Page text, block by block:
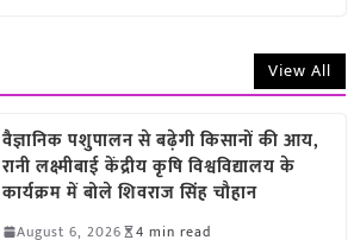
View All
वैज्ञानिक पशुपालन से बढ़ेगी किसानों की आय,
रानी लक्ष्मीबाई केंद्रीय कृषि विश्वविद्यालय के
कार्यक्रम में बोले शिवराज सिंह चौहान
August 6, 2026 4 min read